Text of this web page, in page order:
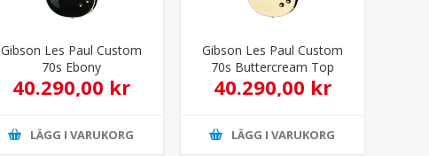
Gibson Les Paul Custom
70s Ebony
40.290,00 kr
LÄGG I VARUKORG
Gibson Les Paul Custom
70s Buttercream Top
40.290,00 kr
LÄGG I VARUKORG